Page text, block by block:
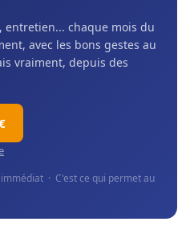
entretien... chaque mois du
avec les bons gestes au
vraiment, depuis des
· C'est ce qui permet au